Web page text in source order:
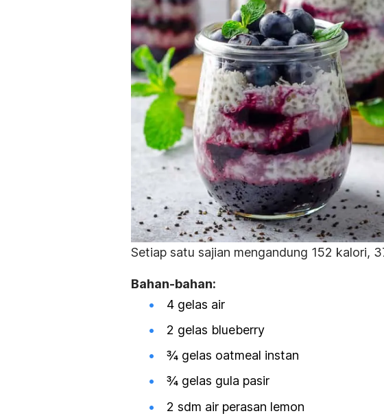
Setiap satu sajian mengandung 152 kalori,
Bahan-bahan:
4 gelas air
2 gelas blueberry
¾ gelas oatmeal instan
¾ gelas gula pasir
2 sdm air perasan lemon